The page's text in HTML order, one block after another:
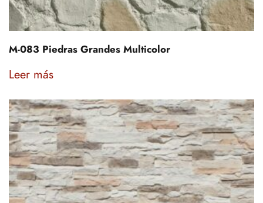
M-083 Piedras Grandes Multicolor
Leer más